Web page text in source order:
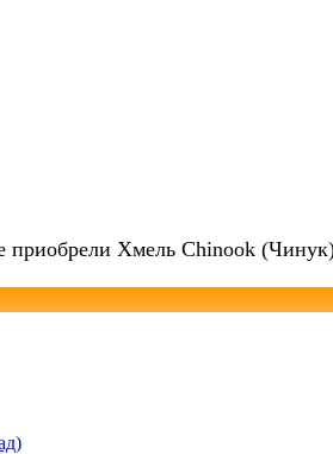
приобрели Хмель Chinook